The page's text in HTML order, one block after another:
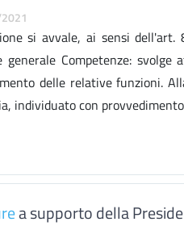
si avvale, ai sensi
generale Competenze:
delle relative funzioni.
individuato con
a supporto della